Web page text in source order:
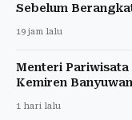
Sebelum
19 jam lalu
Menteri Pariwisata
Kemiren
1 hari lalu